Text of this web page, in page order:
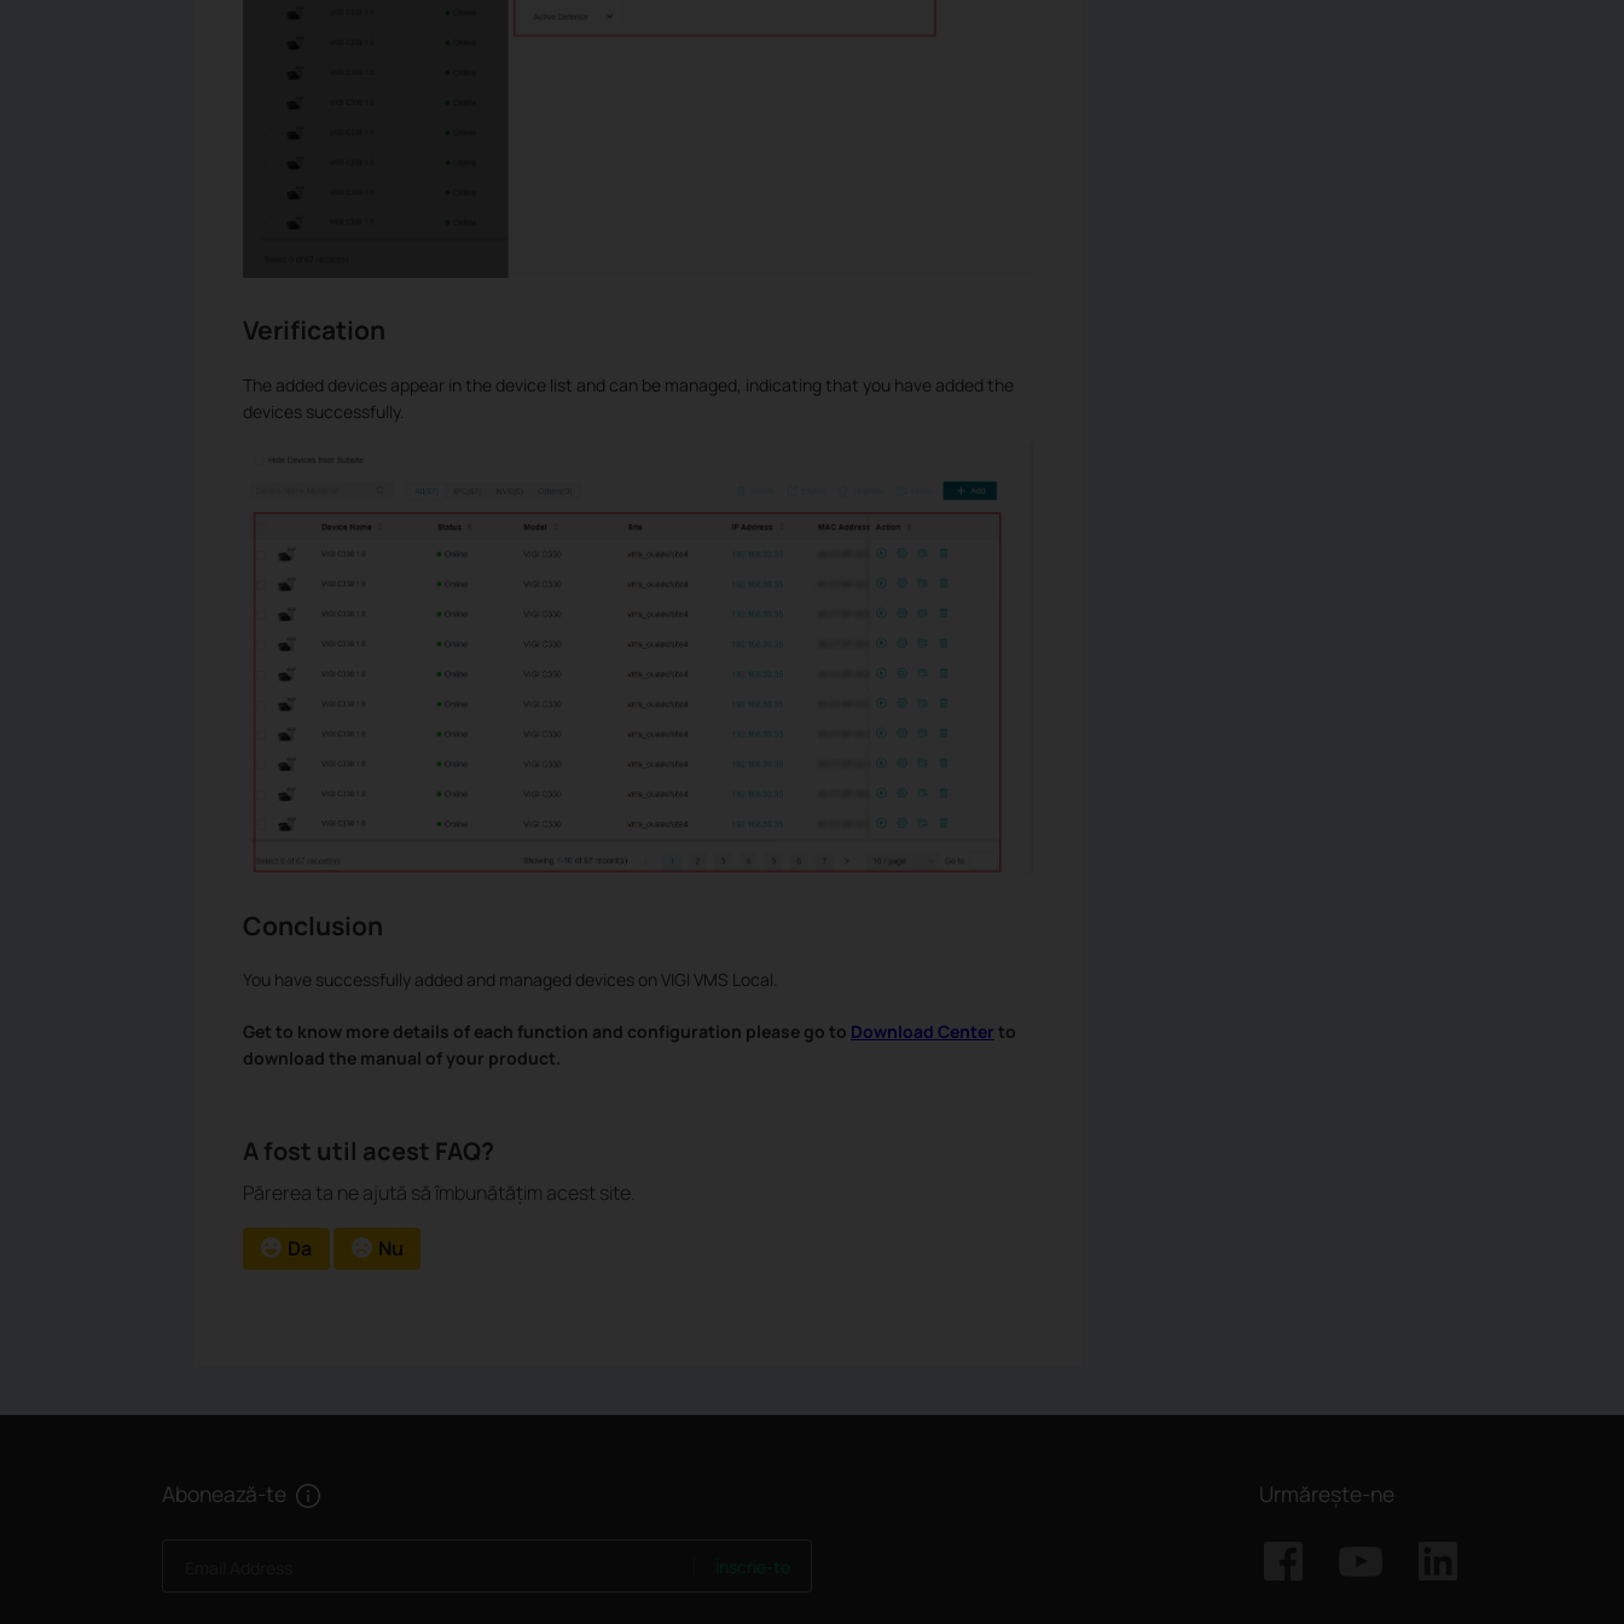
Verification
The added devices appear in the device list and can be managed, indicating that you have added the
devices successfully.
Conclusion
You have successfully added and managed devices on VIGI VMS Local.
Get to know more details of each function and configuration please go to Download Center to
download the manual of your product.
A fost util acest FAQ?
Părerea ta ne ajută să îmbunătățim acest site.
Da Nu
Abonează-te Urmărește-ne